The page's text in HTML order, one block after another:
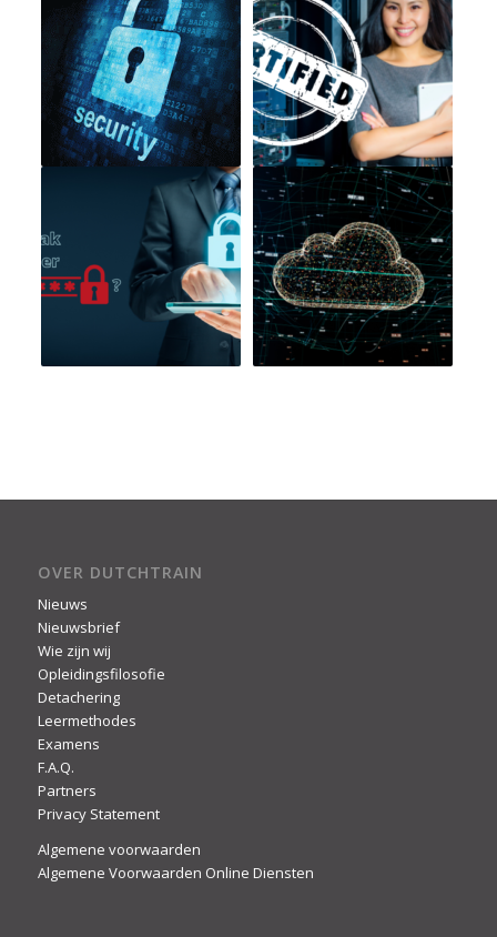
OVER DUTCHTRAIN
Nieuws
Nieuwsbrief
Wie zijn wij
Opleidingsfilosofie
Detachering
Leermethodes
Examens
F.A.Q.
Partners
Privacy Statement
Algemene voorwaarden
Algemene Voorwaarden Online Diensten